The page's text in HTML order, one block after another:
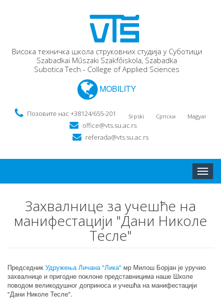
Висока техничка школа струковних студија у Суботици
Szabadkai Műszaki Szakfőiskola, Szabadka
Subotica Tech - College of Applied Sciences
MOBILITY
Srpski Српски Magyar
Позовите нас +38124/655-201
office@vts.su.ac.rs
referada@vts.su.ac.rs
Toggle
Захвалнице за учешће на
манифестацији "Дани Николе
Тесле"
Председник Удружења Личана "Лика" мр Милош Борјан је уручио
захвалнице и пригодне поклоне представницима наше Школе
поводом великодушног доприноса и учешћа на манифестацији
"Дани Николе Тесле".